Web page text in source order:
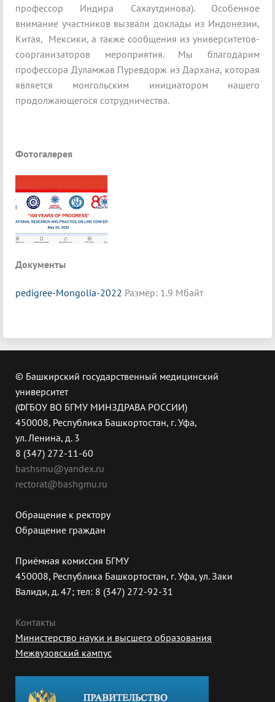
профессор Индира Сахаутдинова). Особенное
внимание участников вызвали доклады из Индонезии,
Китая, Мексики, а также сообщения из университетов-
соорганизаторов мероприятия. Мы благодарим
профессора Дуламжав Пуревдорж из Дархана, которая
является монгольским инициатором нашего
продолжающегося сотрудничества.
Фотогалерея
Документы
pedigree-Mongolia-2022 Размер: 1.9 Мбайт
© Башкирский государственный медицинский
университет
(ФГБОУ ВО БГМУ МИНЗДРАВА РОССИИ)
450008, Республика Башкортостан, г. Уфа,
ул. Ленина, д. 3
8 (347) 272-11-60
bashsmu@yandex.ru
rectorat@bashgmu.ru
Обращение к ректору
Обращение граждан
Приёмная комиссия БГМУ
450008, Республика Башкортостан, г. Уфа, ул. Заки
Валиди, д. 47; тел: 8 (347) 272-92-31
Контакты
Министерство науки и высшего образования
Межвузовский кампус